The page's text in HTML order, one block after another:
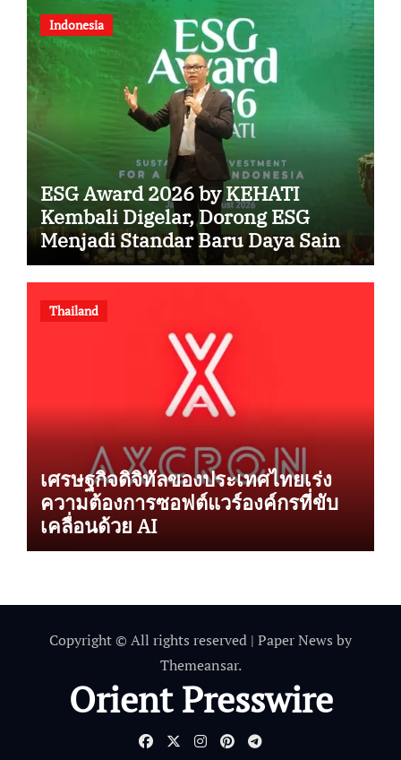
Indonesia
ESG Award 2026 by KEHATI
Kembali Digelar, Dorong ESG
Menjadi Standar Baru Daya Saing
Bisnis Indonesia
Thailand
เศรษฐกิจดิจิทัลของประเทศไทยเร่ง
ความต้องการซอฟต์แวร์องค์กรที่ขับ
เคลื่อนด้วย AI
Copyright © All rights reserved | Paper News by
Themeansar.
Orient Presswire